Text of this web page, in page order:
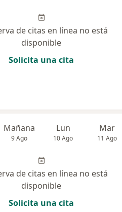
de citas en línea no está
disponible
Solicita una cita
Mañana
9 Ago
Lun
10 Ago
Mar
11 Ago
de citas en línea no está
disponible
Solicita una cita